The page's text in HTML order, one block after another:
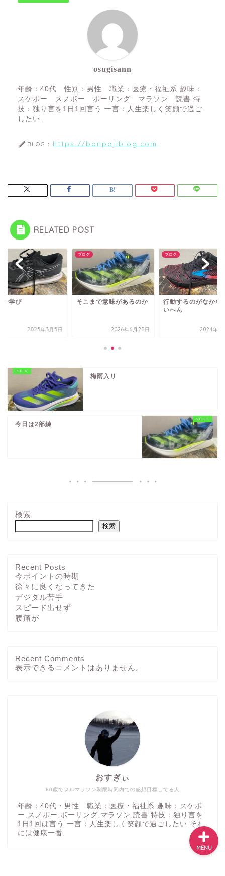
osugisann
年齢：40代 性別：男性 職業：医療・福祉系 趣味：
スケボー スノボー ボーリング マラソン 読書 特
技：独り言を1日1回言う 一言：人生楽しく笑顔で過ご
したい.
BLOG： https://bonpojiblog.com
RELATED POST
や学び
2025年3月5日
ブログ
そこまで意味があるのか
2026年6月28日
ブログ
行動するのがなかな
いへん
2024年1
梅雨入り
今日は2部練
検索
検索
Recent Posts
今ポイントの時期
徐々に良くなってきた
デジタル苦手
スピード出せず
腰痛が
Recent Comments
表示できるコメントはありません。
80歳でフルマラソン制限時間内での感想目標してる人
おすぎぃ
年齢：40代・男性 職業：医療・福祉系 趣味：スケボ
ー,スノボー,ボーリング,マラソン,読書 特技：独り言を
1日1回は言う 一言：人生楽しく笑顔で過ごしたい.それ
には健康一番.
MENU